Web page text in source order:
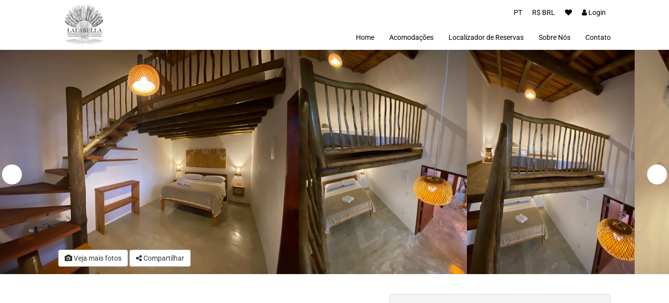
PT R$ BRL Login
Home Acomodações Localizador de Reservas Sobre Nós Contato
Veja mais fotos Compartilhar